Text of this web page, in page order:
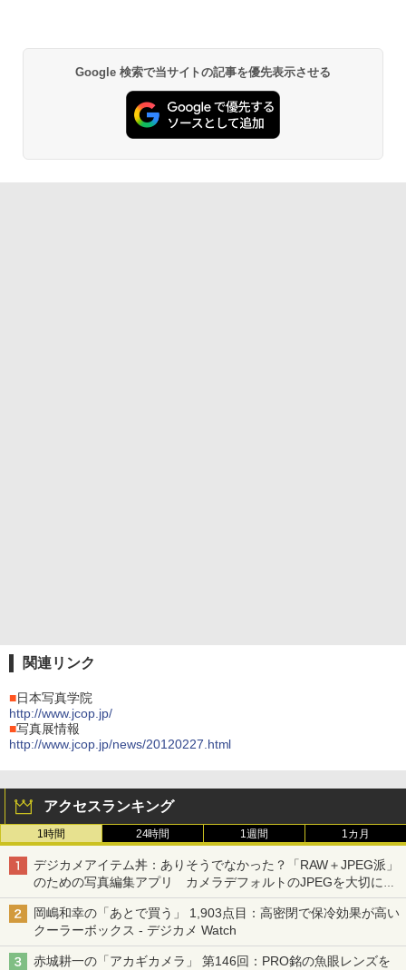
Google 検索で当サイトの記事を優先表示させる
関連リンク
■日本写真学院
http://www.jcop.jp/
■写真展情報
http://www.jcop.jp/news/20120227.html
アクセスランキング
1時間 24時間 1週間 1カ月
デジカメアイテム丼：ありそうでなかった？「RAW＋JPEG派」
のための写真編集アプリ カメラデフォルトのJPEGを大切にす
る「Filmator」
岡嶋和幸の「あとで買う」 1,903点目：高密閉で保冷効果が高い
クーラーボックス - デジカメ Watch
赤城耕一の「アカギカメラ」 第146回：PRO銘の魚眼レンズを